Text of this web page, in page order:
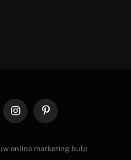
InstagramPinterest
online marketing hulp